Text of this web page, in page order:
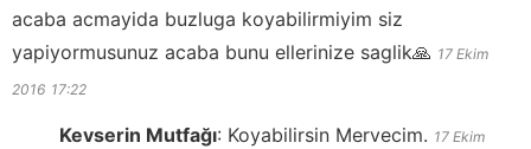
acaba acmayida buzluga koyabilirmiyim siz
yapiyormusunuz acaba bunu ellerinize saglik🙏 17 Ekim
2016 17:22
Kevserin Mutfağı: Koyabilirsin Mervecim. 17 Ekim